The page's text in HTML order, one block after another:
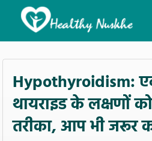
Hypothyroidism:
थायराइड के लक्षणों
तरीका, आप भी जरूर